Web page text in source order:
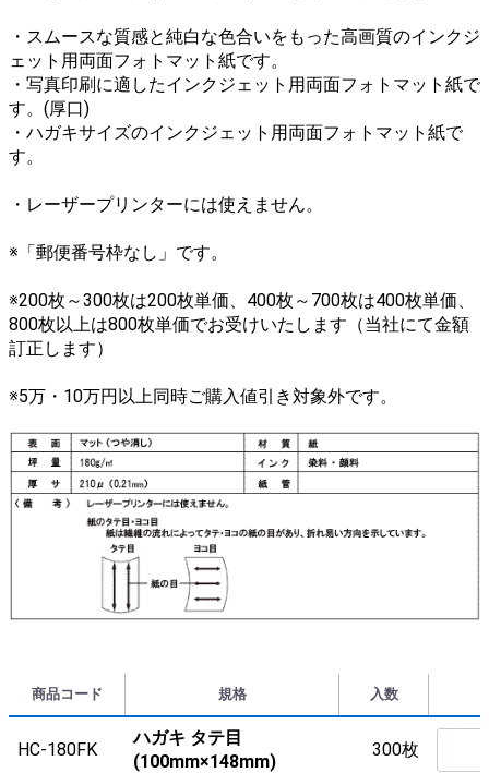
・スムースな質感と純白な色合いをもった高画質のインクジ
ェット用両面フォトマット紙です。
・写真印刷に適したインクジェット用両面フォトマット紙で
す。(厚口)
・ハガキサイズのインクジェット用両面フォトマット紙で
す。
・レーザープリンターには使えません。
※「郵便番号枠なし」です。
※200枚～300枚は200枚単価、400枚～700枚は400枚単価、
800枚以上は800枚単価でお受けいたします（当社にて金額
訂正します）
※5万・10万円以上同時ご購入値引き対象外です。
商品コード 規格 入数
HC-180FK
ハガキ タテ目
(100mm×148mm)
300枚